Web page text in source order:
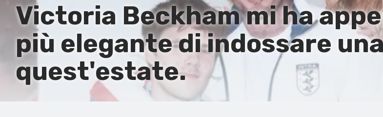
Victoria Beckham mi ha
più elegante di indossare
quest'estate.